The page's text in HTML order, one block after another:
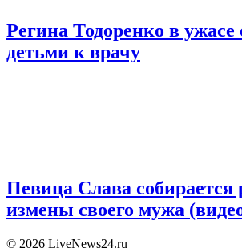
Регина Тодоренко в ужасе
детьми к врачу
Певица Слава собирается
измены своего мужа
© 2026 LiveNews24.ru